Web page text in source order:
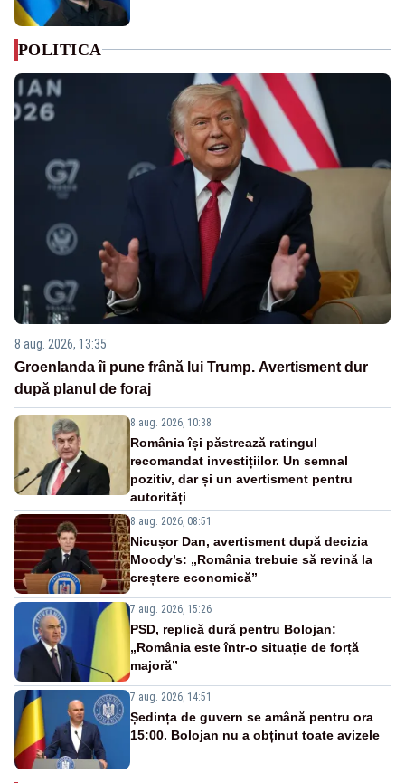
POLITICA
8 aug. 2026, 13:35
Groenlanda îi pune frână lui Trump. Avertisment dur
după planul de foraj
8 aug. 2026, 10:38
România își păstrează ratingul
recomandat investițiilor. Un semnal
pozitiv, dar și un avertisment pentru
autorități
8 aug. 2026, 08:51
Nicușor Dan, avertisment după decizia
Moody’s: „România trebuie să revină la
creștere economică”
7 aug. 2026, 15:26
PSD, replică dură pentru Bolojan:
„România este într-o situație de forță
majoră”
7 aug. 2026, 14:51
Ședința de guvern se amână pentru ora
15:00. Bolojan nu a obținut toate avizele